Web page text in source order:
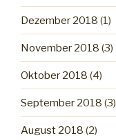
Dezember 2018 (1)
November 2018 (3)
Oktober 2018 (4)
September 2018 (3)
August 2018 (2)